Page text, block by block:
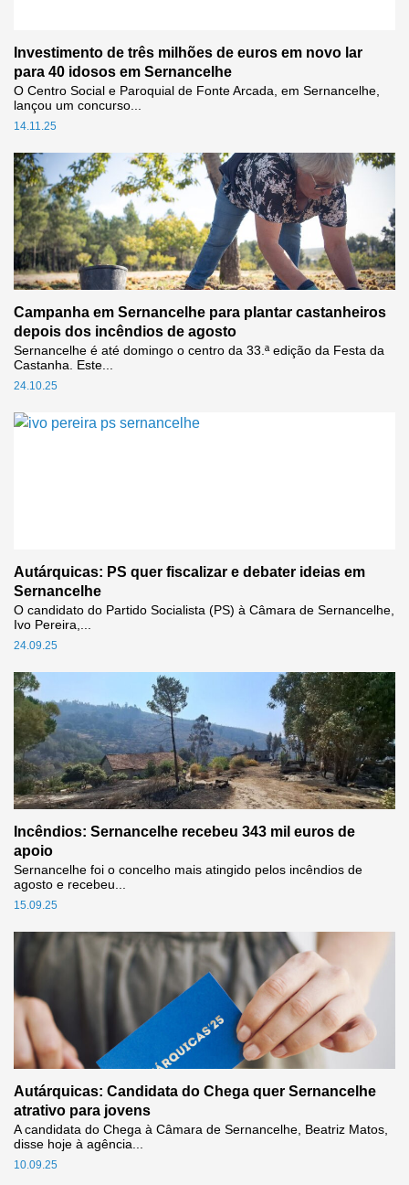
Investimento de três milhões de euros em novo lar
para 40 idosos em Sernancelhe
14.11.25
O Centro Social e Paroquial de Fonte Arcada, em Sernancelhe,
lançou um concurso...
Campanha em Sernancelhe para plantar castanheiros
depois dos incêndios de agosto
24.10.25
Sernancelhe é até domingo o centro da 33.ª edição da Festa da
Castanha. Este...
Autárquicas: PS quer fiscalizar e debater ideias em
Sernancelhe
24.09.25
O candidato do Partido Socialista (PS) à Câmara de Sernancelhe,
Ivo Pereira,...
Incêndios: Sernancelhe recebeu 343 mil euros de
apoio
15.09.25
Sernancelhe foi o concelho mais atingido pelos incêndios de
agosto e recebeu...
Autárquicas: Candidata do Chega quer Sernancelhe
atrativo para jovens
10.09.25
A candidata do Chega à Câmara de Sernancelhe, Beatriz Matos,
disse hoje à agência...